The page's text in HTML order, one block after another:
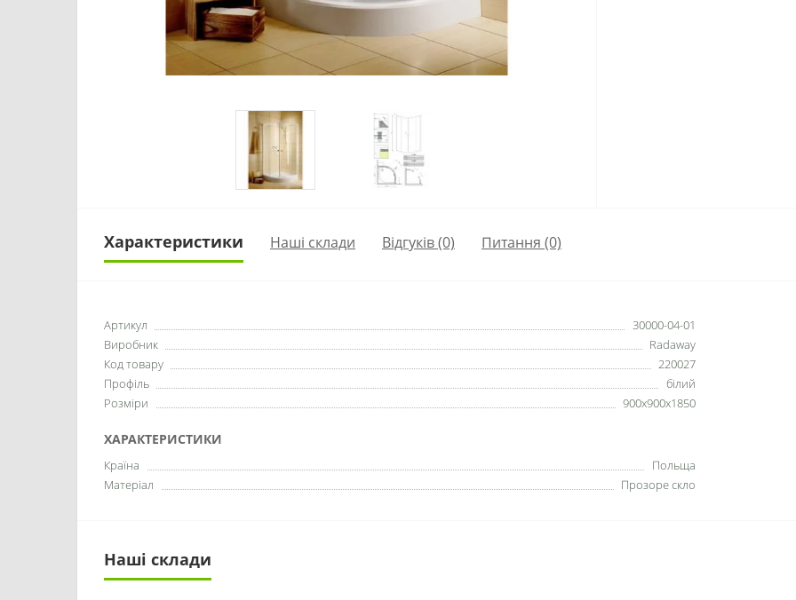
Характеристики Наші склади Відгуків (0) Питання (0)
Артикул
30000-04-01
Виробник
Radaway
Код товару
220027
Профіль
білий
Розміри
900x900x1850
ХАРАКТЕРИСТИКИ
Країна
Польща
Матеріал
Прозоре скло
Наші склади